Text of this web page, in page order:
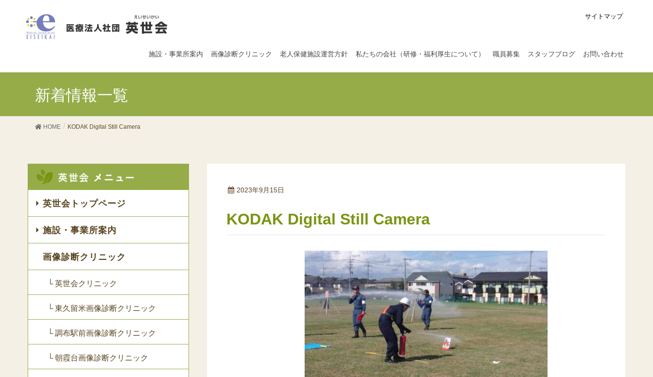
サイトマップ
施設・事業所案内 画像診断クリニック 老人保健施設運営方針 私たちの会社（研修・福利厚生について） 職員募集 スタッフブログ お問い合わせ
新着情報一覧
HOME KODAK Digital Still Camera
2023年9月15日
KODAK Digital Still Camera
英世会トップページ
施設・事業所案内
画像診断クリニック
└ 英世会クリニック
└ 東久留米画像診断クリニック
└ 調布駅前画像診断クリニック
└ 朝霞台画像診断クリニック